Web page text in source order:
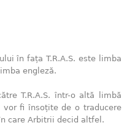
în fața T.R.A.S. este limba
engleză.
T.R.A.S. într-o altă limbă
vor fi însoțite de o traducere
care Arbitrii decid altfel.